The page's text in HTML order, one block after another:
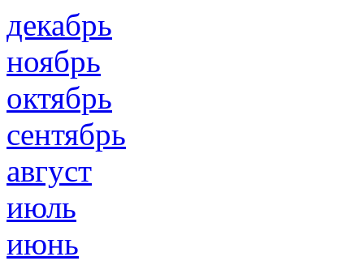
декабрь
ноябрь
октябрь
сентябрь
август
июль
июнь